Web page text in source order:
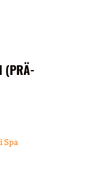
(PRÄ-
Spa